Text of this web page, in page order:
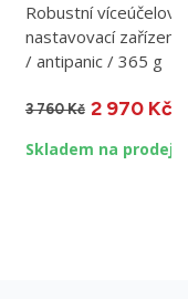
Robustní
nastavovací zařízení
/ antipanic / 365 g
3 760 Kč 2 970 Kč
Skladem na